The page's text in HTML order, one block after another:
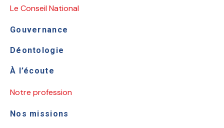
Le Conseil National
Gouvernance
Déontologie
À l’écoute
Notre profession
Nos missions